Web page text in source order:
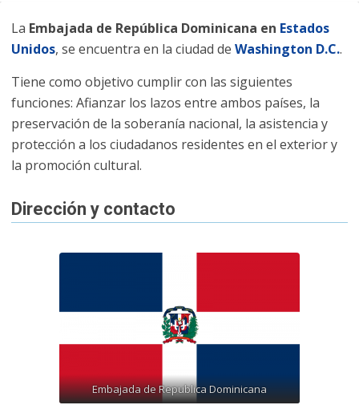
La Embajada de República Dominicana en Estados
Unidos, se encuentra en la ciudad de Washington D.C..
Tiene como objetivo cumplir con las siguientes
funciones: Afianzar los lazos entre ambos países, la
preservación de la soberanía nacional, la asistencia y
protección a los ciudadanos residentes en el exterior y
la promoción cultural.
Dirección y contacto
Embajada de Republica Dominicana